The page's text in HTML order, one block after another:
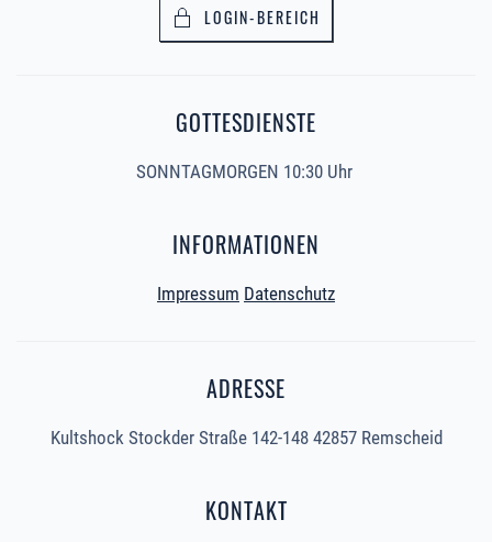
LOGIN-BEREICH
GOTTESDIENSTE
SONNTAGMORGEN 10:30 Uhr
INFORMATIONEN
Impressum Datenschutz
ADRESSE
Kultshock Stockder Straße 142-148 42857 Remscheid
KONTAKT